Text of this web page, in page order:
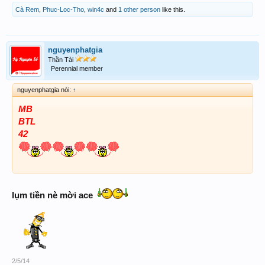
Cà Rem Phuc-Loc-Tho win4c and 1 other person like this.
nguyenphatgia
Thần Tài
Perennial member
nguyenphatgia nói: ↑
MB
BTL
42
lụm tiền nè mời ace
2/5/14